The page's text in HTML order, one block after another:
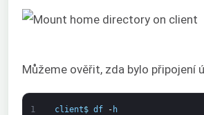
Můžeme ověřit, zda bylo připojení
1 client$ df - h